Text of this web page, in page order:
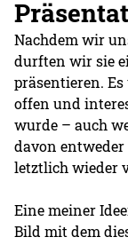
Nachdem wir
durften wir sie
präsentieren.
offen und
wurde – auch
davon
letztlich wieder
Eine meiner
Bild mit dem